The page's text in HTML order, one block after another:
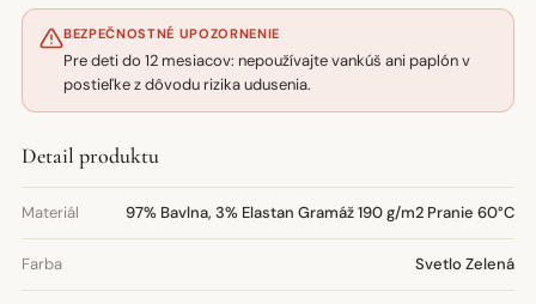
BEZPEČNOSTNÉ UPOZORNENIE
Pre deti do 12 mesiacov: nepoužívajte vankúš ani paplón v
postieľke z dôvodu rizika udusenia.
Detail produktu
Materiál 97% Bavlna, 3% Elastan Gramáž 190 g/m2 Pranie 60°C
Farba Svetlo Zelená